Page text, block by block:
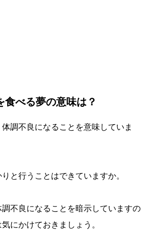
食べる夢の意味は？
調不良になることを意味していま
と行うことはできていますか。
不良になることを暗示していますの
にかけておきましょう。